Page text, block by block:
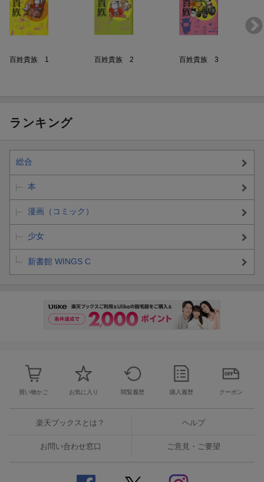
百姓貴族 1 百姓貴族 2 百姓貴族 3
ランキング
総合
本
漫画（コミック）
少女
新書館 WINGS C
買い物かご お気に入り 閲覧履歴 購入履歴 クーポン
楽天ブックスとは？ ヘルプ
お問い合わせ窓口 ご意見・ご要望